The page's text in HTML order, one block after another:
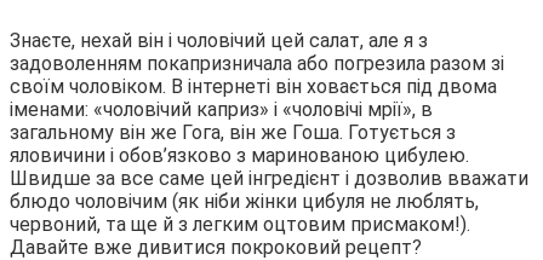
Знаєте, нехай він і чоловічий цей салат, але я з
задоволенням покапризничала або погрезила разом зі
своїм чоловіком. В інтернеті він ховається під двома
іменами: «чоловічий каприз» і «чоловічі мрії», в
загальному він же Гога, він же Гоша. Готується з
яловичини і обов’язково з маринованою цибулею.
Швидше за все саме цей інгредієнт і дозволив вважати
блюдо чоловічим (як ніби жінки цибуля не люблять,
червоний, та ще й з легким оцтовим присмаком!).
Давайте вже дивитися покроковий рецепт?